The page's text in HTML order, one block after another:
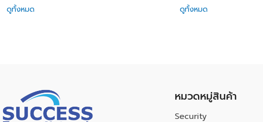
ดูทั้งหมด ดูทั้งหมด
หมวดหมู่สินค้า
Security